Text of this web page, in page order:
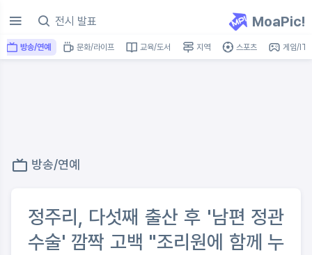
MoaPic!
방송/연예 문화/라이프 교육/도서 지역 스포츠 게임/IT
방송/연예
정주리, 다섯째 출산 후 '남편 정관
수술' 깜짝 고백 "조리원에 함께 누